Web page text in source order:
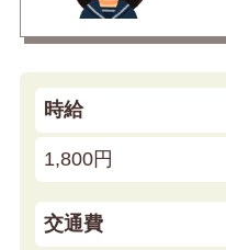
時給
1,800円
交通費